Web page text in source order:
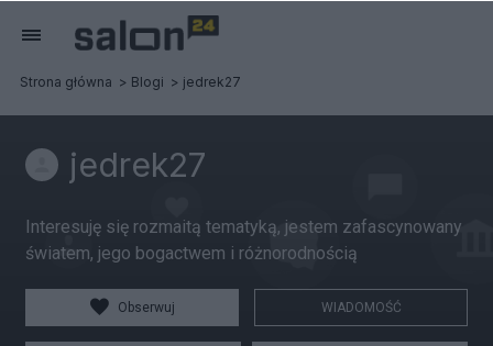
Strona główna Blogi jedrek27
jedrek27
Interesuję się rozmaitą tematyką, jestem zafascynowany
światem, jego bogactwem i różnorodnością
Obserwuj WIADOMOŚĆ